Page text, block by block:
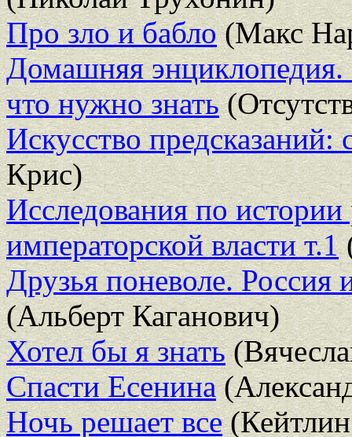
Про зло и бабло(Макс
Домашняя
что нужно знать
Искусство
Крис)
Исследования по
императорской власти т.1
Друзья поневоле. Россия
(Альберт Каганович)
Хотел бы я знать
Спасти Есенина
Ночь решает все